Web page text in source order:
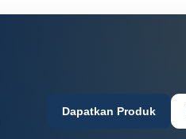
Dapatkan Produk